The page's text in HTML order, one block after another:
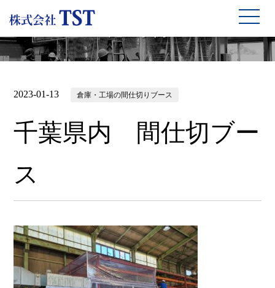
2023-01-13 倉庫・工場の間仕切りブース
千葉県内 間仕切ブー
ス